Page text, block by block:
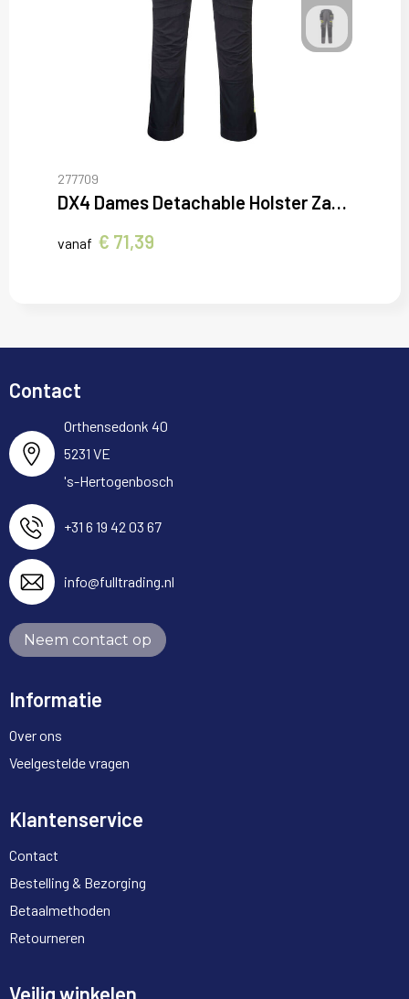
277709
DX4 Dames Detachable Holster Zak Broek
vanaf € 71,39
Contact
Orthensedonk 40
5231 VE
's-Hertogenbosch
+31 6 19 42 03 67
info@fulltrading.nl
Neem contact op
Informatie
Over ons
Veelgestelde vragen
Klantenservice
Contact
Bestelling & Bezorging
Betaalmethoden
Retourneren
Veilig winkelen